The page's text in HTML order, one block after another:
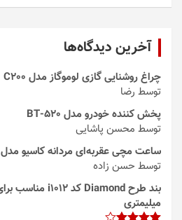
آخرین دیدگاه‌ها
چراغ روشنایی گازی لوموگاز مدل C200
توسط رضا
پخش کننده خودرو مدل 520-BT
توسط محسن پاشایی
ساعت مچی عقربه‌ای مردانه کاسیو مدل GBA-800-1ADR
توسط حسن زاده
میلیمتری